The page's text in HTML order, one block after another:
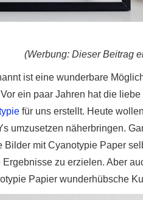
(Werbung: Dieser Beitrag
ist eine wunderbare
ein paar Jahren hat die liebe
für uns erstellt. Heute
umzusetzen näherbringen.
mit Cyanotypie Paper
zu erzielen. Aber
Papier wunderhübsche